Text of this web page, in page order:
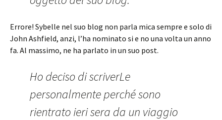
Errore! Sybelle nel suo blog non parla mica sempre e solo di
John Ashfield, anzi, l’ha nominato si e no una volta un anno
fa. Al massimo, ne ha parlato in un suo post.
Ho deciso di scriverLe
personalmente perché sono
rientrato ieri sera da un viaggio